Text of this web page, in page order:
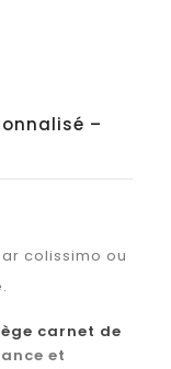
–
colissimo ou
carnet de
et